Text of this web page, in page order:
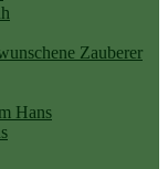
Zauberer
Hans